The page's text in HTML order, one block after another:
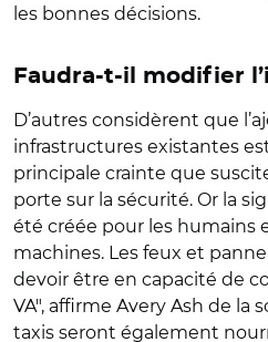
les bonnes décisions.
Faudra-t-il modifier
D’autres considèrent que
infrastructures existantes
principale crainte que
porte sur la sécurité. Or la
été créée pour les humains
machines. Les feux et
devoir être en capacité de
VA", affirme Avery Ash de la
taxis seront également